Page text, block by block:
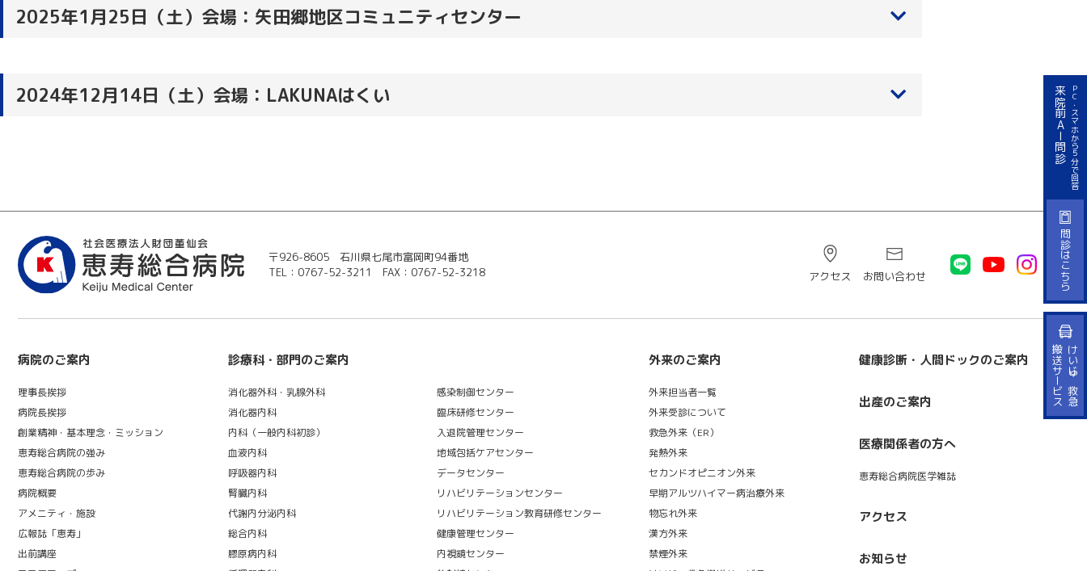
PC・スマホから５分で回答
来院前AI問診
問診はこちら
け
い
じ
ゅ
救
急
搬
送
サ
ー
ビ
ス
2025年1月25日（土）会場：矢田郷地区コミュニティセンター
2024年12月14日（土）会場：LAKUNAはくい
〒926-8605 石川県七尾市富岡町94番地
TEL：0767-52-3211 FAX：0767-52-3218
アクセス お問い合わせ
病院のご案内
理事長挨拶
病院長挨拶
創業精神・基本理念・ミッション
恵寿総合病院の強み
恵寿総合病院の歩み
病院概要
アメニティ・施設
広報誌「恵寿」
出前講座
診療科・部門のご案内
消化器外科・乳腺外科
消化器内科
内科（一般内科初診）
血液内科
呼吸器内科
腎臓内科
代謝内分泌内科
総合内科
膠原病内科
感染制御センター
臨床研修センター
入退院管理センター
地域包括ケアセンター
データセンター
リハビリテーションセンター
リハビリテーション教育研修センター
健康管理センター
内視鏡センター
外来のご案内
外来担当者一覧
外来受診について
救急外来（ER）
発熱外来
セカンドオピニオン外来
早期アルツハイマー病治療外来
物忘れ外来
漢方外来
禁煙外来
健康診断・人間ドックのご案内
出産のご案内
医療関係者の方へ
恵寿総合病院医学雑誌
アクセス
お知らせ